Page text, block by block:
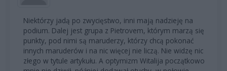
Niektórzy jadą po zwycięstwo, inni mają nadzieję na
podium. Dalej jest grupa z Pietrovem, którym marzą się
punkty, pod nimi są maruderzy, którzy chcą pokonać
innych maruderów i na nic więcej nie liczą. Nie widzę nic
złego w tytule artykułu. A optymizm Witalija początkowo